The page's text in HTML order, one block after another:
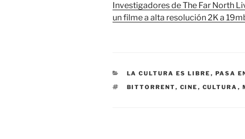
Investigadores de The Far North
un filme a alta resolución 2K a
CATEGORÍAS
LA CULTURA ES LIBRE , PASA
ETIQUETAS
BITTORRENT, CINE , CULTURA ,